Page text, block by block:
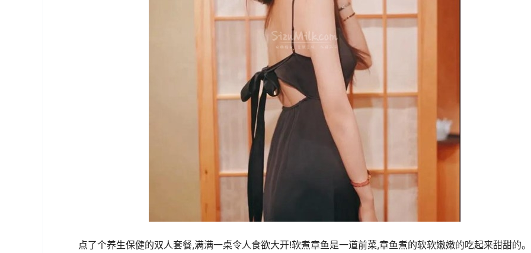
点了个养生保健的双人套餐,满满一桌令人食欲大开!软煮章鱼是一道前菜,章鱼煮的软软嫩嫩的吃起来甜甜的